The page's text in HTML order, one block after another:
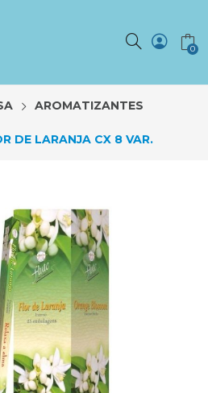
0
AROMATIZANTES
DE LARANJA CX 8 VAR.